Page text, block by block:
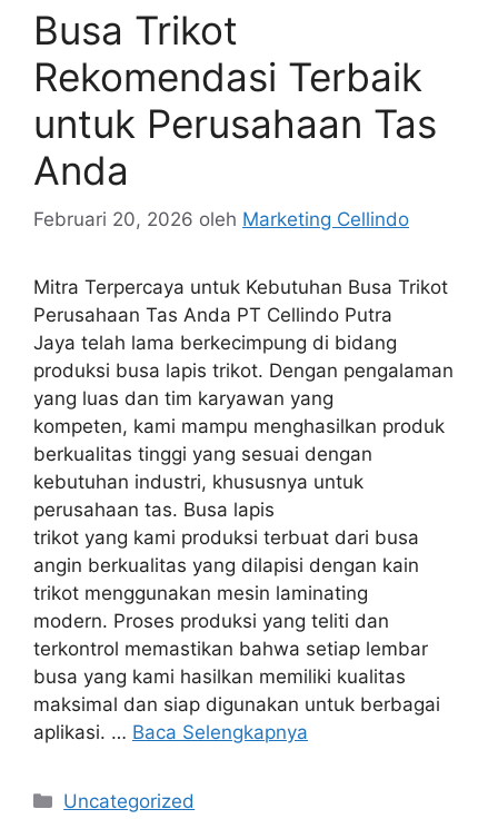
Busa Trikot
Rekomendasi Terbaik
untuk Perusahaan Tas
Anda
Februari 20, 2026 oleh Marketing Cellindo
Mitra Terpercaya untuk Kebutuhan Busa Trikot
Perusahaan Tas Anda PT Cellindo Putra
Jaya telah lama berkecimpung di bidang
produksi busa lapis trikot. Dengan pengalaman
yang luas dan tim karyawan yang
kompeten, kami mampu menghasilkan produk
berkualitas tinggi yang sesuai dengan
kebutuhan industri, khususnya untuk
perusahaan tas. Busa lapis
trikot yang kami produksi terbuat dari busa
angin berkualitas yang dilapisi dengan kain
trikot menggunakan mesin laminating
modern. Proses produksi yang teliti dan
terkontrol memastikan bahwa setiap lembar
busa yang kami hasilkan memiliki kualitas
maksimal dan siap digunakan untuk berbagai
aplikasi. … Baca Selengkapnya
Kategori
Uncategorized